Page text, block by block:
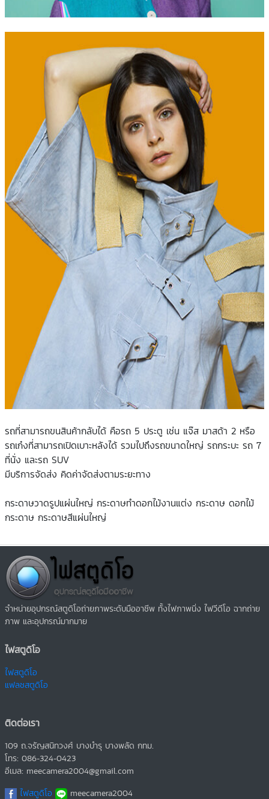
รถที่สามารถขนสินค้ากลับได้ คือรถ 5 ประตู เช่น แจ๊ส มาสด้า 2 หรือ
รถเก๋งที่สามารถเปิดเบาะหลังได้ รวมไปถึงรถขนาดใหญ่ รถกระบะ รถ 7
ที่นั่ง และรถ SUV
มีบริการจัดส่ง คิดค่าจัดส่งตามระยะทาง
กระดาษวาดรูปแผ่นใหญ่ กระดาษทำดอกไม้งานแต่ง กระดาษ ดอกไม้
กระดาษ กระดาษสีแผ่นใหญ่
จำหน่ายอุปกรณ์สตูดิโอถ่ายภาพระดับมืออาชีพ ทั้งไฟภาพนิ่ง ไฟวีดีโอ ฉากถ่าย
ภาพ และอุปกรณ์มากมาย
ไฟสตูดิโอ
ไฟสตูดิโอ
แฟลชสตูดิโอ
ติดต่อเรา
109 ถ.จรัญสนิทวงศ์ บางบำรุ บางพลัด กทม.
โทร: 086-324-0423
อีเมล: meecamera2004@gmail.com
ไฟสตูดิโอ
meecamera2004